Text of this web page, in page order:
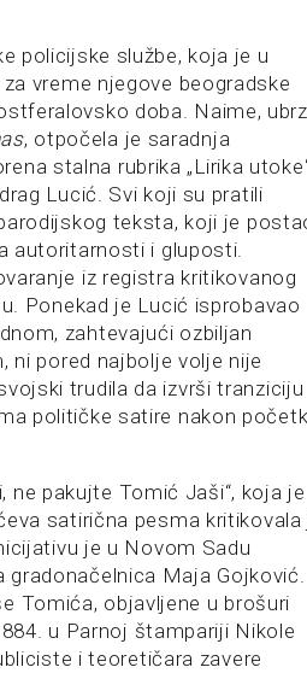
policijske službe, koja je u
vreme njegove beogradske
doba. Naime,
, otpočela je saradnja
stalna rubrika „Lirika
Lucić. Svi koji su pratili
teksta, koji je
autoritarnosti i gluposti.
iz registra kritikovanog
Ponekad je Lucić isprobavao
zahtevajući ozbiljan
ni pored najbolje volje nije
trudila da izvrši tranziciju
političke satire nakon
ne pakujte Tomić Jaši“, koja je
satirična pesma kritikovala
je u Novom Sadu
Maja Gojković.
Tomića, objavljene u brošuri
u Parnoj štampariji Nikole
i teoretičara zavere